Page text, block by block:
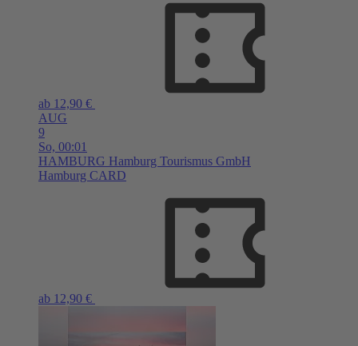
ab 12,90 €
AUG
9
So, 00:01
HAMBURG Hamburg Tourismus GmbH
Hamburg CARD
ab 12,90 €